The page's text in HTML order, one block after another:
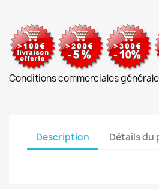
Conditions commerciales
Description Détails du